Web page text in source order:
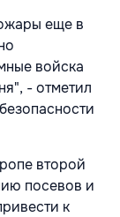
еще в
войска
- отметил
второй
посевов и
к